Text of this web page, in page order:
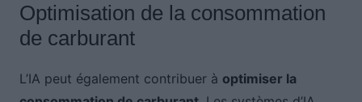
Optimisation de la consommation
de carburant
L’IA peut également contribuer à optimiser la